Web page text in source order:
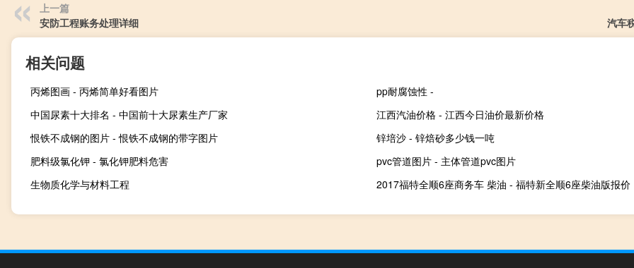
上一篇
安防工程账务处理详细
汽车
相关问题
丙烯图画 - 丙烯简单好看图片
pp耐腐蚀性 -
中国尿素十大排名 - 中国前十大尿素生产厂家
江西汽油价格 - 江西今日油价最新价格
恨铁不成钢的图片 - 恨铁不成钢的带字图片
锌培沙 - 锌焙砂多少钱一吨
肥料级氯化钾 - 氯化钾肥料危害
pvc管道图片 - 主体管道pvc图片
生物质化学与材料工程
2017福特全顺6座商务车 柴油 - 福特新全顺6座柴油版报价